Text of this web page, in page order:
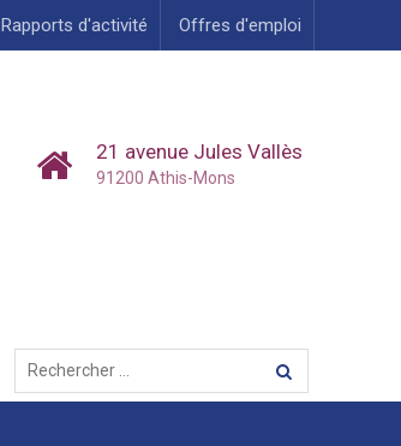
Rapports d'activité Offres d'emploi
21 avenue Jules Vallès
91200 Athis-Mons
Rechercher